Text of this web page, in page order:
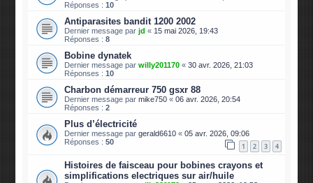
Réponses :10
Antiparasites bandit 1200 2002
Dernier message parjd « 15 mai 2026, 19:43
Réponses :8
Bobine dynatek
Dernier message parwilly201170 «30 avr. 2026, 21:03
Réponses :10
Charbon démarreur 750 gsxr 88
Dernier message parmike750 «06 avr. 2026, 20:54
Réponses :2
Plus d’électricité
Dernier message pargerald6610 «05 avr. 2026, 09:06
Réponses :50 1 2 3 4
Histoires de faisceau pour bobines crayons et
simplifications electriques sur air/huile